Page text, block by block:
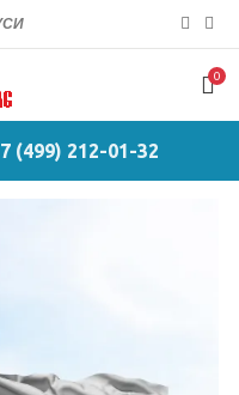
0
(499) 212-01-32